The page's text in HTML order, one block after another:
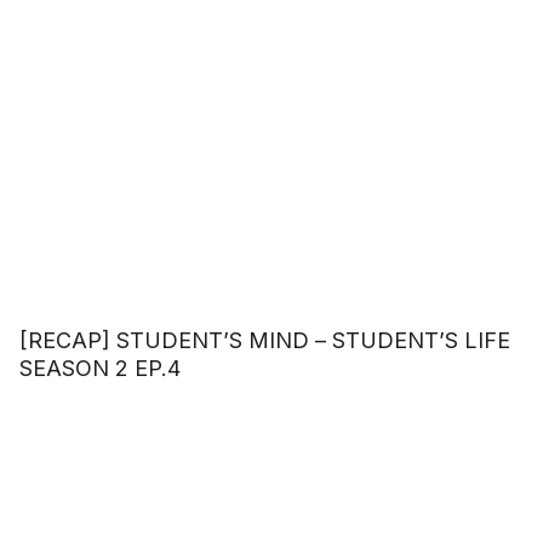
[RECAP] STUDENT’S MIND – STUDENT’S LIFE
SEASON 2 EP.4